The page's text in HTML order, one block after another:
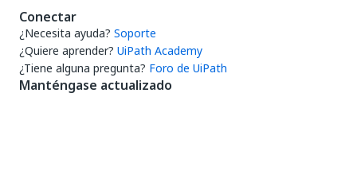
Conectar
¿Necesita ayuda? Soporte
¿Quiere aprender? UiPath Academy
¿Tiene alguna pregunta? Foro de UiPath
Manténgase actualizado